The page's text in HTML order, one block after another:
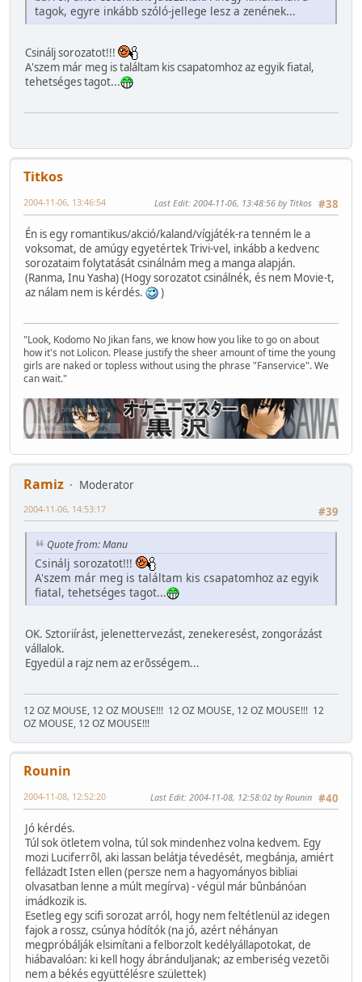
tagok, egyre inkább szóló-jellege lesz a zenének...
Csinálj sorozatot!!!
A'szem már meg is találtam kis csapatomhoz az egyik fiatal,
tehetséges tagot...
Titkos
#38
2004-11-06, 13:46:54 Last Edit: 2004-11-06, 13:48:56 by Titkos
Én is egy romantikus/akció/kaland/vígjáték-ra tenném le a
voksomat, de amúgy egyetértek Trivi-vel, inkább a kedvenc
sorozataim folytatását csinálnám meg a manga alapján.
(Ranma, Inu Yasha) (Hogy sorozatot csinálnék, és nem Movie-t,
az nálam nem is kérdés.
)
"Look, Kodomo No Jikan fans, we know how you like to go on about
how it's not Lolicon. Please justify the sheer amount of time the young
girls are naked or topless without using the phrase "Fanservice". We
can wait."
Ramiz
Moderator
#39
2004-11-06, 14:53:17
Quote from: Manu
Csinálj sorozatot!!!
A'szem már meg is találtam kis csapatomhoz az egyik
fiatal, tehetséges tagot...
OK. Sztoriírást, jelenettervezást, zenekeresést, zongorázást
vállalok.
Egyedül a rajz nem az erõsségem...
12 OZ MOUSE, 12 OZ MOUSE!!! 12 OZ MOUSE, 12 OZ MOUSE!!! 12
OZ MOUSE, 12 OZ MOUSE!!!
Rounin
#40
2004-11-08, 12:52:20 Last Edit: 2004-11-08, 12:58:02 by Rounin
Jó kérdés.
Túl sok ötletem volna, túl sok mindenhez volna kedvem. Egy
mozi Luciferrõl, aki lassan belátja tévedését, megbánja, amiért
fellázadt Isten ellen (persze nem a hagyományos bibliai
olvasatban lenne a múlt megírva) - végül már bûnbánóan
imádkozik is.
Esetleg egy scifi sorozat arról, hogy nem feltétlenül az idegen
fajok a rossz, csúnya hódítók (na jó, azért néhányan
megpróbálják elsimítani a felborzolt kedélyállapotokat, de
hiábavalóan: ki kell hogy ábránduljanak; az emberiség vezetõi
nem a békés együttélésre születtek)